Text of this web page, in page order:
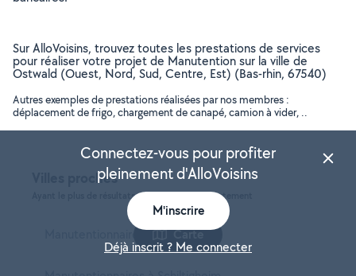
Sur AlloVoisins, trouvez toutes les prestations de services
pour réaliser votre projet de Manutention sur la ville de
Ostwald (Ouest, Nord, Sud, Centre, Est) (Bas-rhin, 67540)
Autres exemples de prestations réalisées par nos membres :
déplacement de frigo, chargement de canapé, camion à vider, ..
Villes proches
Ayant le plus de résultats, dans le même département
Manutentionnaires à Strasbourg
Carte
Connectez-vous pour profiter
pleinement d'AlloVoisins
M'inscrire
Déjà inscrit ? Me connecter